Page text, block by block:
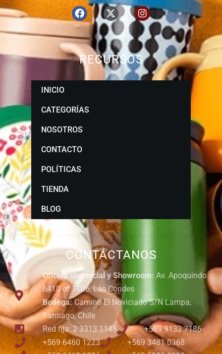
CONTÁCTANOS
Oficina comercial y Showroom: Av. Apoquindo
6410 of 1006, Las Condes
Bodega:Camino El Noviciado S/N Lampa,
Santiago, Chile
Red fija: 2 3313 1148
+569 9132 7186
+569 6460 1223
+569 3481 0368
RECURSOS
INICIO
CATEGORÍAS
NOSOTROS
CONTACTO
POLÍTICAS
TIENDA
BLOG